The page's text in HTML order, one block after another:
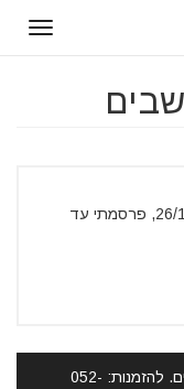
כותב באתר מאז 26/12/2010, פרסמתי עד
השכרת מחשבים ניידים ומודומים בירושלים. להזמנות: 052-